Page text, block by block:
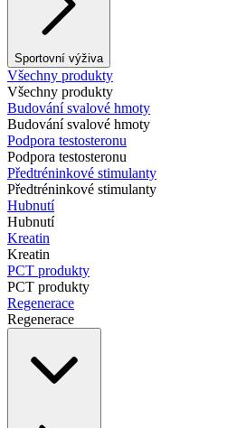
Sportovní výživa
Všechny produkty
Všechny produkty
Budování svalové hmoty
Budování svalové hmoty
Podpora testosteronu
Podpora testosteronu
Předtréninkové stimulanty
Předtréninkové stimulanty
Hubnutí
Hubnutí
Kreatin
Kreatin
PCT produkty
PCT produkty
Regenerace
Regenerace